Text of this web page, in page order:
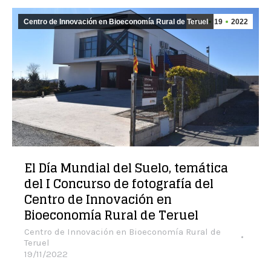
Nov 19 2022
Centro de Innovación en Bioeconomía Rural de Teruel
El Día Mundial del Suelo, temática
del I Concurso de fotografía del
Centro de Innovación en
Bioeconomía Rural de Teruel
Centro de Innovación en Bioeconomía Rural de
Teruel
19/11/2022